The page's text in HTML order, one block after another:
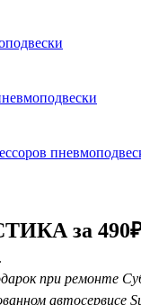
за 490₽
.
при ремонте
автосервисе